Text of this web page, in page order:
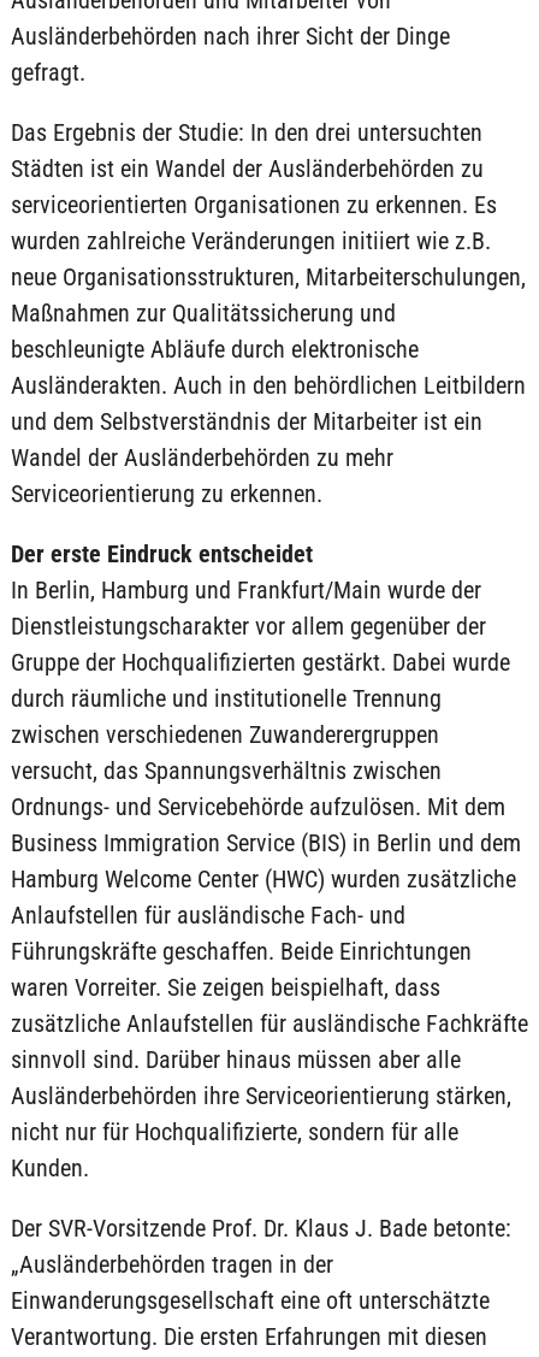
Ausländerbehörden nach ihrer Sicht der Dinge
gefragt.
Das Ergebnis der Studie: In den drei untersuchten
Städten ist ein Wandel der Ausländerbehörden zu
serviceorientierten Organisationen zu erkennen. Es
wurden zahlreiche Veränderungen initiiert wie z.B.
neue Organisationsstrukturen, Mitarbeiterschulungen,
Maßnahmen zur Qualitätssicherung und
beschleunigte Abläufe durch elektronische
Ausländerakten. Auch in den behördlichen Leitbildern
und dem Selbstverständnis der Mitarbeiter ist ein
Wandel der Ausländerbehörden zu mehr
Serviceorientierung zu erkennen.
Der erste Eindruck entscheidet
In Berlin, Hamburg und Frankfurt/Main wurde der
Dienstleistungscharakter vor allem gegenüber der
Gruppe der Hochqualifizierten gestärkt. Dabei wurde
durch räumliche und institutionelle Trennung
zwischen verschiedenen Zuwanderergruppen
versucht, das Spannungsverhältnis zwischen
Ordnungs- und Servicebehörde aufzulösen. Mit dem
Business Immigration Service (BIS) in Berlin und dem
Hamburg Welcome Center (HWC) wurden zusätzliche
Anlaufstellen für ausländische Fach- und
Führungskräfte geschaffen. Beide Einrichtungen
waren Vorreiter. Sie zeigen beispielhaft, dass
zusätzliche Anlaufstellen für ausländische Fachkräfte
sinnvoll sind. Darüber hinaus müssen aber alle
Ausländerbehörden ihre Serviceorientierung stärken,
nicht nur für Hochqualifizierte, sondern für alle
Kunden.
Der SVR-Vorsitzende Prof. Dr. Klaus J. Bade betonte:
„Ausländerbehörden tragen in der
Einwanderungsgesellschaft eine oft unterschätzte
Verantwortung. Die ersten Erfahrungen mit diesen